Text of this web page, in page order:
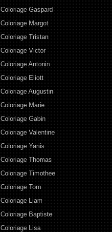
Coloriage Gaspard
Coloriage Margot
Coloriage Tristan
Coloriage Victor
Coloriage Antonin
Coloriage Eliott
Coloriage Augustin
Coloriage Marie
Coloriage Gabin
Coloriage Valentine
Coloriage Yanis
Coloriage Thomas
Coloriage Timothee
Coloriage Tom
Coloriage Liam
Coloriage Baptiste
Coloriage Lisa